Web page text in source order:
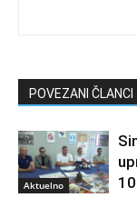
POVEZANI ČLANCI
Aktuelno